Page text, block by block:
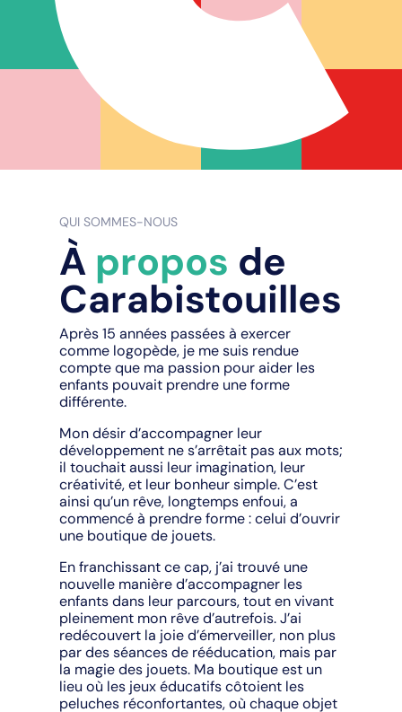
QUI SOMMES-NOUS
À propos de
Carabistouilles
Après 15 années passées à exercer
comme logopède, je me suis rendue
compte que ma passion pour aider les
enfants pouvait prendre une forme
différente.
Mon désir d’accompagner leur
développement ne s’arrêtait pas aux mots;
il touchait aussi leur imagination, leur
créativité, et leur bonheur simple. C’est
ainsi qu’un rêve, longtemps enfoui, a
commencé à prendre forme : celui d’ouvrir
une boutique de jouets.
En franchissant ce cap, j’ai trouvé une
nouvelle manière d’accompagner les
enfants dans leur parcours, tout en vivant
pleinement mon rêve d’autrefois. J’ai
redécouvert la joie d’émerveiller, non plus
par des séances de rééducation, mais par
la magie des jouets. Ma boutique est un
lieu où les jeux éducatifs côtoient les
peluches réconfortantes, où chaque objet